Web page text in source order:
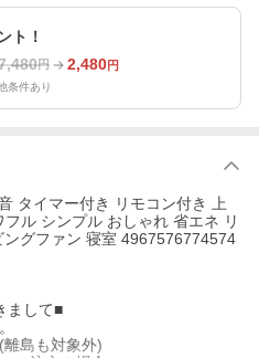
ト！
円 2,480円
条件あり
タイマー付き リモコン付き 上
ル シンプル おしゃれ 省エネ リ
グファン 寝室 4967576774574
まして■
離島も対象外)